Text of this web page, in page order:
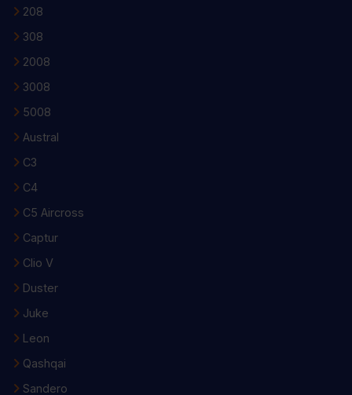
208
308
2008
3008
5008
Austral
C3
C4
C5 Aircross
Captur
Clio V
Duster
Juke
Leon
Qashqai
Sandero